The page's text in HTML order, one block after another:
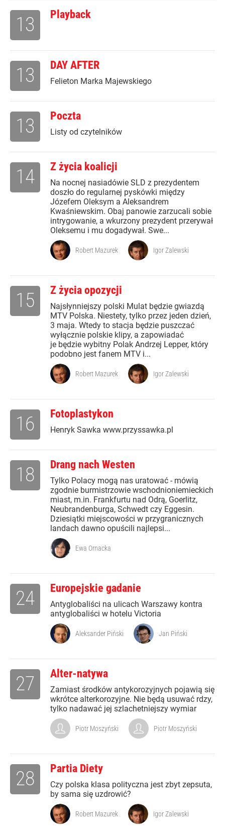
Playback
13
DAY AFTER
Felieton Marka Majewskiego
13
Poczta
Listy od czytelników
13
Z życia koalicji
Na nocnej nasiadówie SLD z prezydentem
doszło do regularnej pyskówki między
Józefem Oleksym a Aleksandrem
Kwaśniewskim. Obaj panowie zarzucali sobie
intrygowanie, a wkurzony prezydent przerywał
Oleksemu i mu dogadywał. Swe...
14
Robert Mazurek Igor Zalewski
Z życia opozycji
Najsłynniejszy polski Mulat będzie gwiazdą
MTV Polska. Niestety, tylko przez jeden dzień,
3 maja. Wtedy to stacja będzie puszczać
wyłącznie polskie klipy, a zapowiadać
je będzie wybitny Polak Andrzej Lepper, który
podobno jest fanem MTV i...
15
Robert Mazurek Igor Zalewski
Fotoplastykon
Henryk Sawka www.przyssawka.pl
16
Drang nach Westen
Tylko Polacy mogą nas uratować - mówią
zgodnie burmistrzowie wschodnioniemieckich
miast, m.in. Frankfurtu nad Odrą, Goerlitz,
Neubrandenburga, Schwedt czy Eggesin.
Dziesiątki miejscowości w przygranicznych
landach dawno opuścili najlepsi...
18
Ewa Ornacka
Europejskie gadanie
Antyglobaliści na ulicach Warszawy kontra
antyglobaliści w hotelu Victoria
24
Aleksander Piński Jan Piński
Alter-natywa
Zamiast środków antykorozyjnych pojawią się
wkrótce alterkorozyjne. Nie będą usuwać rdzy,
tylko nadawać jej szlachetniejszy wymiar
27
Piotr Moszyński Piotr Moszyński
Partia Diety
Czy polska klasa polityczna jest zbyt zepsuta,
by sama się uzdrowić?
28
Robert Mazurek Igor Zalewski